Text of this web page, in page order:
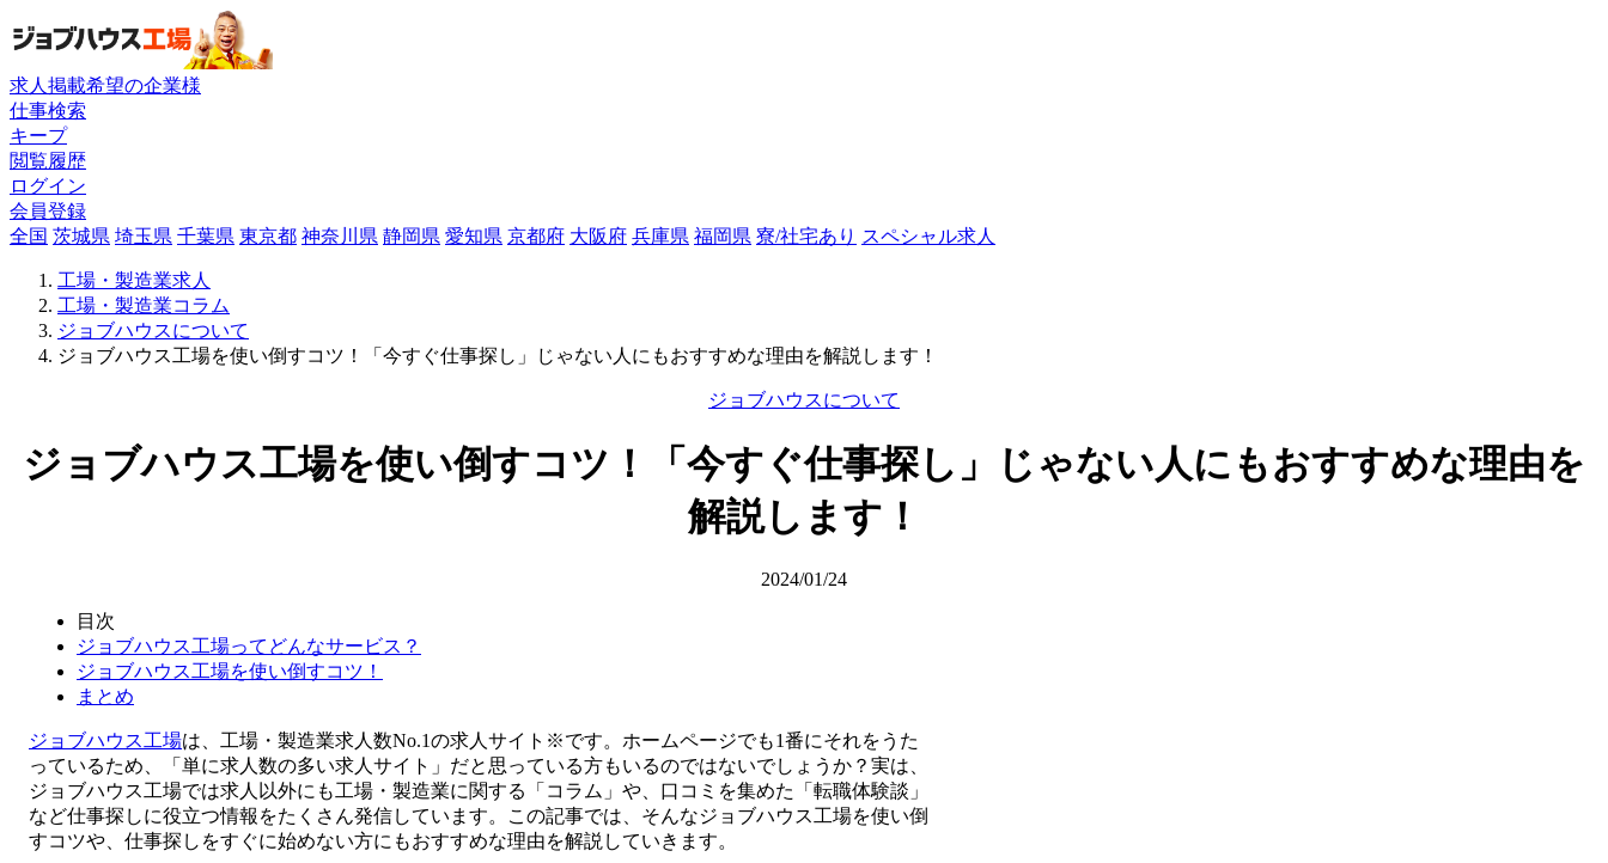
求人掲載希望の企業様
仕事検索
キープ
閲覧履歴
ログイン
会員登録
全国 茨城県 埼玉県 千葉県 東京都 神奈川県 静岡県 愛知県 京都府 大阪府 兵庫県 福岡県 寮/社宅あり スペシャル求人
工場・製造業求人
工場・製造業コラム
ジョブハウスについて
ジョブハウス工場を使い倒すコツ！「今すぐ仕事探し」じゃない人にもおすすめな理由を解説します！
ジョブハウスについて
ジョブハウス工場を使い倒すコツ！「今すぐ仕事探し」じゃない人にもおすすめな理由を
解説します！
2024/01/24
目次
ジョブハウス工場ってどんなサービス？
ジョブハウス工場を使い倒すコツ！
まとめ
ジョブハウス工場は、工場・製造業求人数No.1の求人サイト※です。ホームページでも1番にそれをうた
っているため、「単に求人数の多い求人サイト」だと思っている方もいるのではないでしょうか？実は、
ジョブハウス工場では求人以外にも工場・製造業に関する「コラム」や、口コミを集めた「転職体験談」
など仕事探しに役立つ情報をたくさん発信しています。この記事では、そんなジョブハウス工場を使い倒
すコツや、仕事探しをすぐに始めない方にもおすすめな理由を解説していきます。